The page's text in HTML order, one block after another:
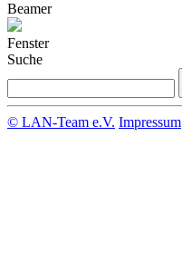
Beamer
Fenster
Suche
© LAN-Team e.V. Impressum